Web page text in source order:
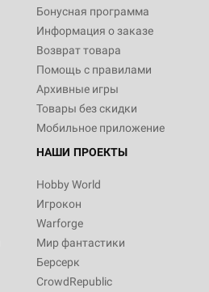
Бонусная программа
Информация о заказе
Возврат товара
Помощь с правилами
Архивные игры
Товары без скидки
Мобильное приложение
НАШИ ПРОЕКТЫ
Hobby World
Игрокон
Warforge
Мир фантастики
Берсерк
CrowdRepublic